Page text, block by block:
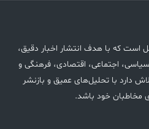
است که با هدف انتشار اخبار دقیق،
اجتماعی، اقتصادی، فرهنگی و
دارد با تحلیل‌های عمیق و بازنشر
مخاطبان خود باشد.